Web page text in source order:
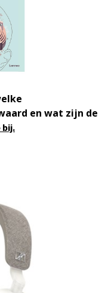
en wat zijn de
bij.